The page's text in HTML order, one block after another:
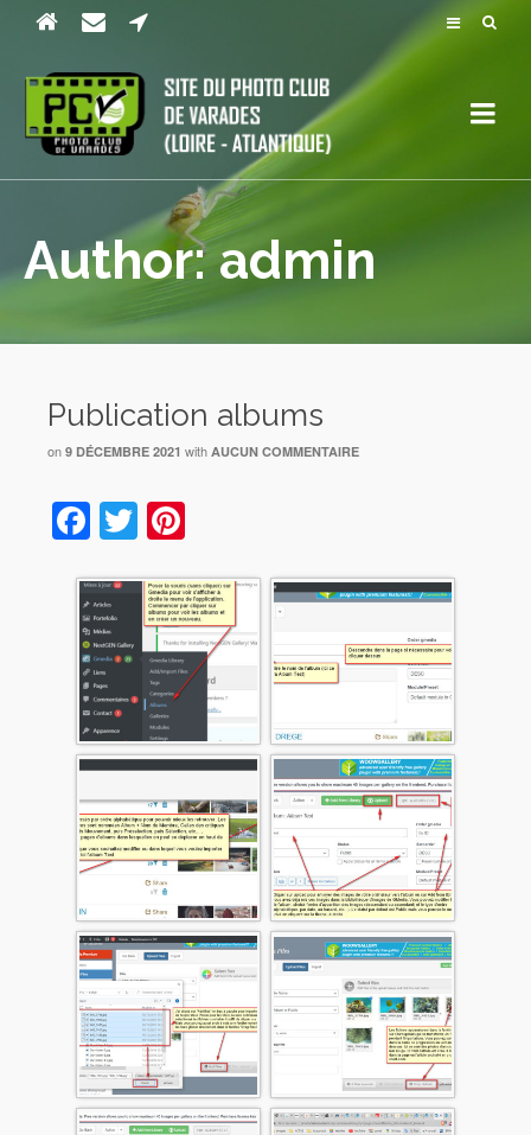
Author: admin
Publication albums
on 9 DÉCEMBRE 2021 with AUCUN COMMENTAIRE
Facebook
Twitter